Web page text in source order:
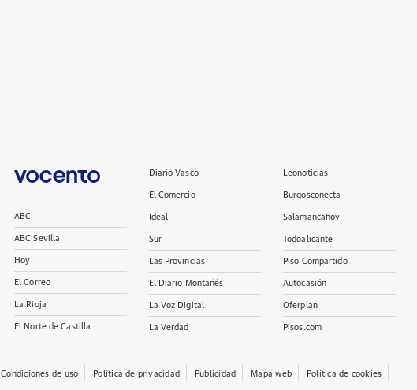
ABC
ABC Sevilla
Hoy
El Correo
La Rioja
El Norte de Castilla
Diario Vasco
El Comercio
Ideal
Sur
Las Provincias
El Diario Montañés
La Voz Digital
La Verdad
Leonoticias
Burgosconecta
Salamancahoy
Todoalicante
Piso Compartido
Autocasión
Oferplan
Pisos.com
Condiciones de uso Política de privacidad Publicidad Mapa web Política de cookies